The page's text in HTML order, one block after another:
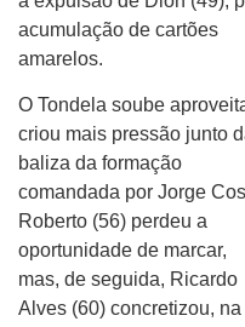
acumulação de cartões
amarelos.
O Tondela soube
criou mais pressão junto
baliza da formação
comandada por Jorge
Roberto (56) perdeu a
oportunidade de marcar,
mas, de seguida, Ricardo
Alves (60) concretizou, na